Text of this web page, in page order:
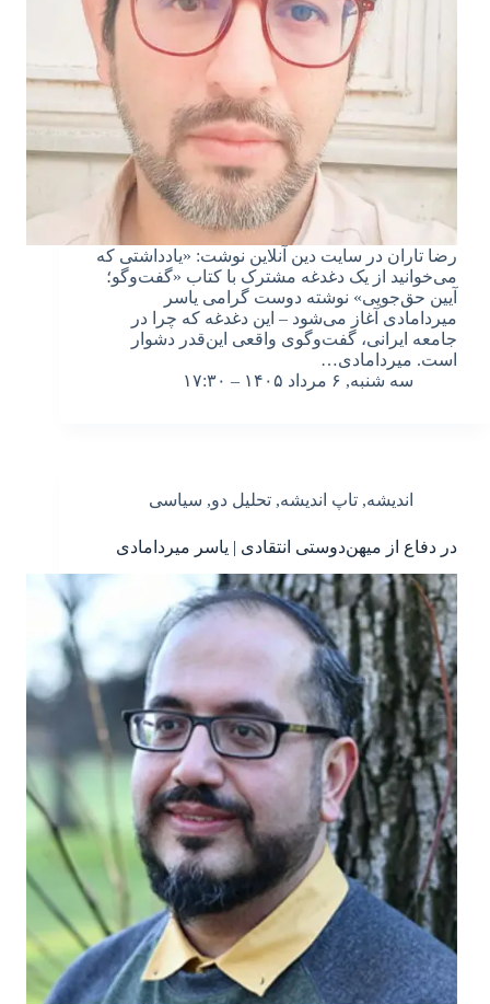
رضا تاران در سایت دین آنلاین نوشت: «یادداشتی که
می‌خوانید از یک دغدغه مشترک با کتاب «گفت‌وگو؛
آیین حق‌جویی» نوشته دوست گرامی یاسر
میردامادی آغاز می‌شود – این دغدغه که چرا در
جامعه ایرانی، گفت‌وگوی واقعی این‌قدر دشوار
است. میردامادی…
سه شنبه, ۶ مرداد ۱۴۰۵ – ۱۷:۳۰
اندیشه, تاپ اندیشه, تحلیل دو, سیاسی
در دفاع از میهن‌دوستی انتقادی | یاسر میردامادی